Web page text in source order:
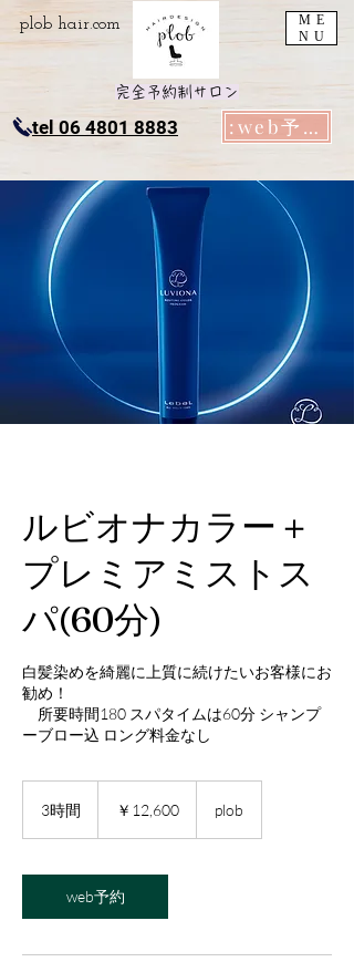
ME
NU
完全予約制サロン
plob​ hair.com
tel 06 4801 8883 :web予約
ルビオナカラー＋
プレミアミストス
パ(60分)
白髪染めを綺麗に上質に続けたいお客様にお
勧め！
所要時間180 スパタイムは60分 シャンプ
ーブロー込 ロング料金なし
3時間 ￥12,600 plob
web予約